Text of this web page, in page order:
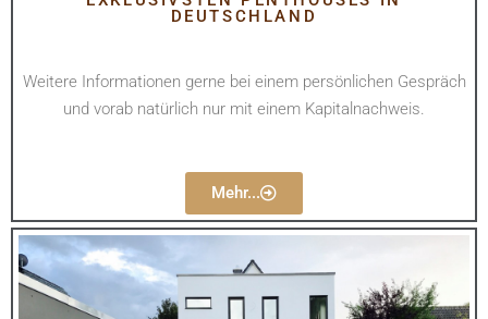
DEUTSCHLAND
Weitere Informationen gerne bei einem persönlichen Gespräch
und vorab natürlich nur mit einem Kapitalnachweis.
Mehr...